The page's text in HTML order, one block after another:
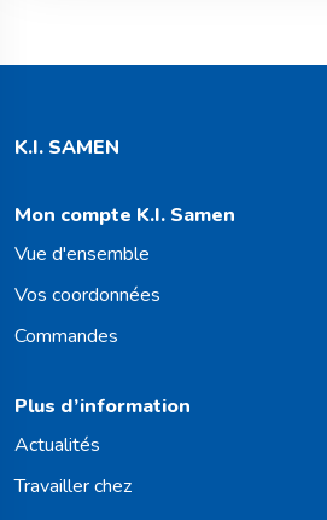
K.I. SAMEN
Mon compte K.I. Samen
Vue d'ensemble
Vos coordonnées
Commandes
Plus d’information
Actualités
Travailler chez